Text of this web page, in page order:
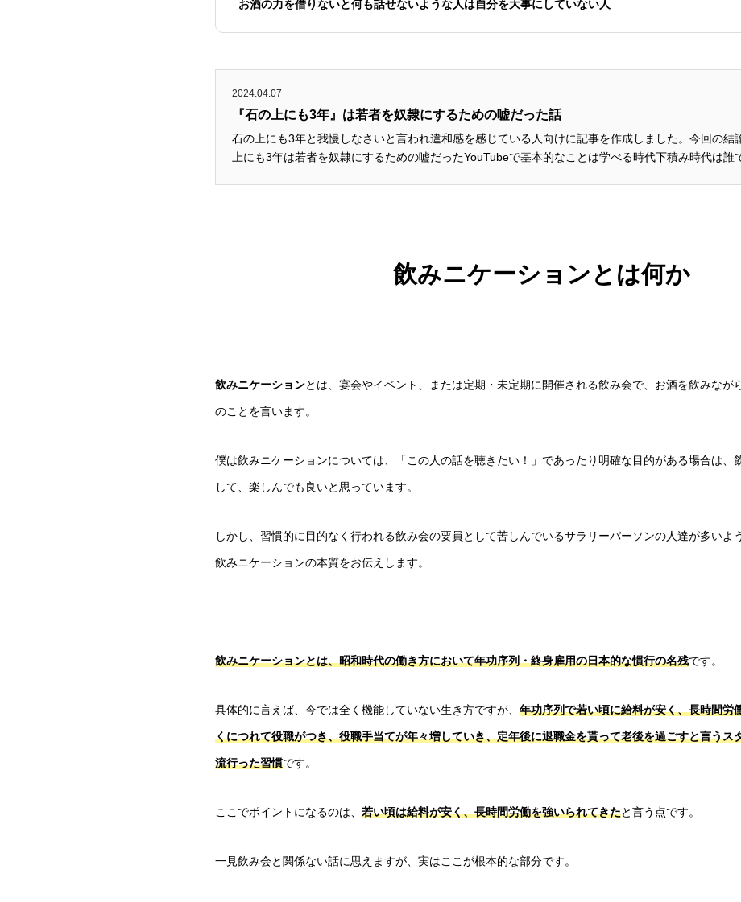
お酒の力を借りないと何も話せないような人は自分を大事にしていない人
2024.04.07
『石の上にも3年』は若者を奴隷にするための嘘だった話
石の上にも3年と我慢しなさいと言われ違和感を感じている人向けに記事を作成しました。今回の結
上にも3年は若者を奴隷にするための嘘だったYouTubeで基本的なことは学べる時代下積み時代は誰
飲みニケーションとは何か
飲みニケーションとは、宴会やイベント、または定期・未定期に開催される飲み会で、お酒を飲みなが
のことを言います。
僕は飲みニケーションについては、「この人の話を聴きたい！」であったり明確な目的がある場合は、
して、楽しんでも良いと思っています。
しかし、習慣的に目的なく行われる飲み会の要員として苦しんでいるサラリーパーソンの人達が多いよ
飲みニケーションの本質をお伝えします。
飲みニケーションとは、昭和時代の働き方において年功序列・終身雇用の日本的な慣行の名残です。
具体的に言えば、今では全く機能していない生き方ですが、 年功序列で若い頃に給料が安く、長時間労
くにつれて役職がつき、役職手当てが年々増していき、定年後に退職金を貰って老後を過ごすと言うス
流行った習慣です。
ここでポイントになるのは、 若い頃は給料が安く、長時間労働を強いられてきたと言う点です。
一見飲み会と関係ない話に思えますが、実はここが根本的な部分です。